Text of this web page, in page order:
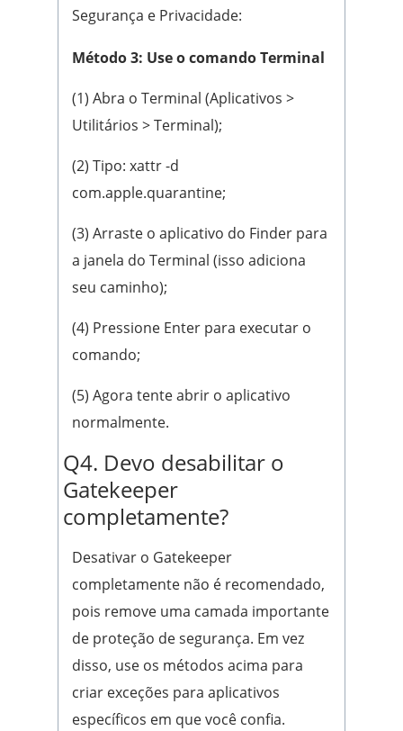
Segurança e Privacidade:
Método 3: Use o comando Terminal
(1) Abra o Terminal (Aplicativos >
Utilitários > Terminal);
(2) Tipo: xattr -d
com.apple.quarantine;
(3) Arraste o aplicativo do Finder para
a janela do Terminal (isso adiciona
seu caminho);
(4) Pressione Enter para executar o
comando;
(5) Agora tente abrir o aplicativo
normalmente.
Q4. Devo desabilitar o
Gatekeeper
completamente?
Desativar o Gatekeeper
completamente não é recomendado,
pois remove uma camada importante
de proteção de segurança. Em vez
disso, use os métodos acima para
criar exceções para aplicativos
específicos em que você confia.